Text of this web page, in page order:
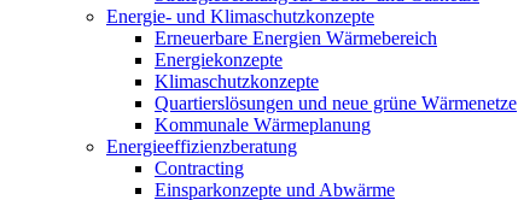
Energie- und Klimaschutzkonzepte
Erneuerbare Energien Wärmebereich
Energiekonzepte
Klimaschutzkonzepte
Quartierslösungen und neue grüne Wärmenetze
Kommunale Wärmeplanung
Energieeffizienzberatung
Contracting
Einsparkonzepte und Abwärme